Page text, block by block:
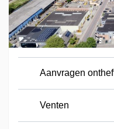
Aanvragen
Venten